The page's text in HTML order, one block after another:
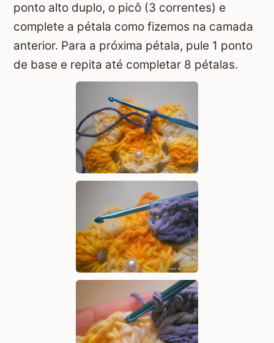
ponto alto duplo, o picô (3 correntes) e
complete a pétala como fizemos na camada
anterior. Para a próxima pétala, pule 1 ponto
de base e repita até completar 8 pétalas.